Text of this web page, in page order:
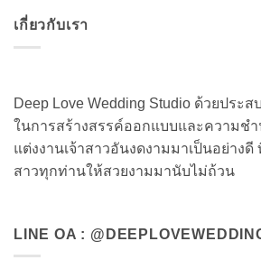
เกี่ยวกับเรา
Deep Love Wedding Studio ด้วยประ
ในการสร้างสรรค์ออกแบบและความช
แต่งงานเจ้าสาวอันงดงามมาเป็นอย่างดี
สาวทุกท่านให้สวยงามมานับไม่ถ้วน
LINE OA :